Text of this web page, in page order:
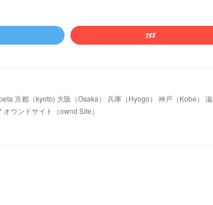
京都（kyoto) 大阪（Osaka） 兵庫（Hyogo） 神戸（Kobe） 滋
ウンドサイト（ownd Site）